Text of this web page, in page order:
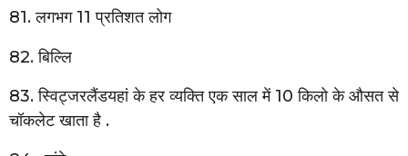
81. लगभग 11 प्रतिशत लोग
82. बिल्लि
83. स्विट्जरलैंडयहां के हर व्यक्ति एक साल में 10 किलो के औसत से
चॉकलेट खाता है .